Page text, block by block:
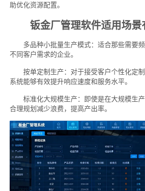
助优化资源配置。
钣金厂管理软件适用场景
多品种小批量生产模式：适合那些需要频
不同客户需求的企业。
按单定制生产：对于接受客户个性化定制
系统能够有效提升响应速度和服务水平。
标准化大规模生产：即使是在大规模生产
合理规划减少浪费，提高产出率。